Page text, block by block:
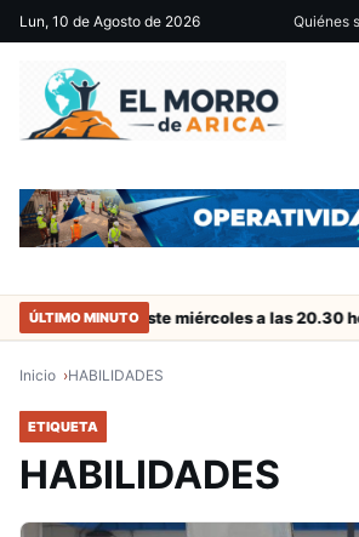
Lun, 10 de Agosto de 2026 Quiénes
ÚLTIMO MINUTOEste miércoles a las 20.30
Inicio HABILIDADES
ETIQUETA
HABILIDADES